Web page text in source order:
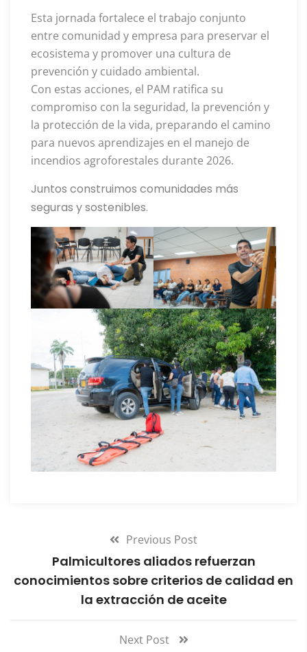
Esta jornada fortalece el trabajo conjunto
entre comunidad y empresa para preservar el
ecosistema y promover una cultura de
prevención y cuidado ambiental.
Con estas acciones, el PAM ratifica su
compromiso con la seguridad, la prevención y
la protección de la vida, preparando el camino
para nuevos aprendizajes en el manejo de
incendios agroforestales durante 2026.
Juntos construimos comunidades más
seguras y sostenibles.
Previous Post
Palmicultores aliados refuerzan
conocimientos sobre criterios de calidad en
la extracción de aceite
Next Post